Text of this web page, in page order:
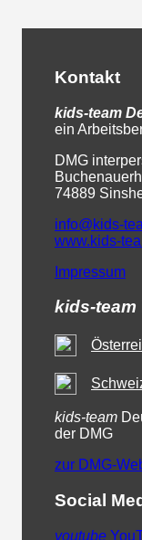
Kontakt
kids-team
ein
DMG
74889
info@kids-
www.kids-
Impressum
kids-team
kids-team
der DMG
zur DMG-
Social
youtube